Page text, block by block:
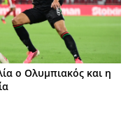
ο Ολυμπιακός και η